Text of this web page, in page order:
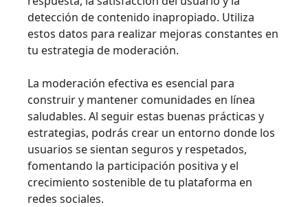
detección de contenido inapropiado. Utiliza
estos datos para realizar mejoras constantes en
tu estrategia de moderación.
La moderación efectiva es esencial para
construir y mantener comunidades en línea
saludables. Al seguir estas buenas prácticas y
estrategias, podrás crear un entorno donde los
usuarios se sientan seguros y respetados,
fomentando la participación positiva y el
crecimiento sostenible de tu plataforma en
redes sociales.